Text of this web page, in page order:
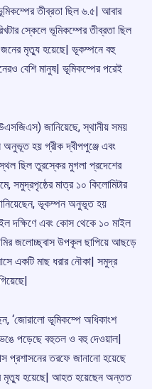
তীব্রতা ছিল ৬.৫| আবার
স্কেলে ভূমিকম্পের তীব্রতা ছিল
মৃতু্য হয়েছে| ভূকম্পনে বহু
বেশি মানুষ| ভূমিকম্পের পরেই
জানিয়েছে, স্থানীয় সময়
অনুভূত হয় গ্রীক দ্বীপপুঞ্জে এবং
ছিল তুরস্কের মুগলা প্রদেশের
সমুদ্রপৃষ্ঠের মাত্র ১০ কিলোমিটার
ভূকম্পন অনুভূত হয়
দক্ষিণে এবং কোস থেকে ১০ মাইল
জলোচ্ছ্বাস উপকূল ছাপিয়ে আছড়ে
একটি মাছ ধরার নৌকা| সমুদ্র
‘জোরালো ভূমিকম্পে অধিকাংশ
পড়েছে বহুতল ও বহু দেওয়াল|
প্রশাসনের তরফে জানানো হয়েছে
মৃতু্য হয়েছে| আহত হয়েছেন অন্তত